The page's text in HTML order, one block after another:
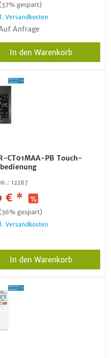
gespart)
Versandkosten
Anfrage
In den Warenkorb
CT01MAA-PB Touch-
12287
€ *
gespart)
Versandkosten
In den Warenkorb